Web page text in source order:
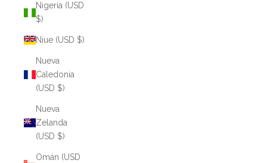
Nigeria (USD
$)
Niue (USD $)
Nueva
Caledonia
(USD $)
Nueva
Zelanda
(USD $)
Omán (USD